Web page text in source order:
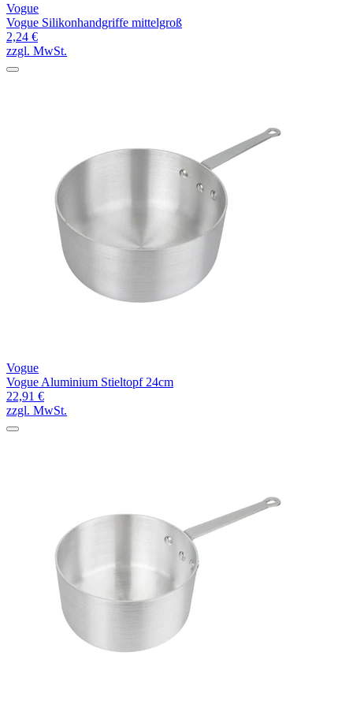
Vogue
Vogue Silikonhandgriffe mittelgroß
2,24 €
zzgl. MwSt.
Vogue
Vogue Aluminium Stieltopf 24cm
22,91 €
zzgl. MwSt.